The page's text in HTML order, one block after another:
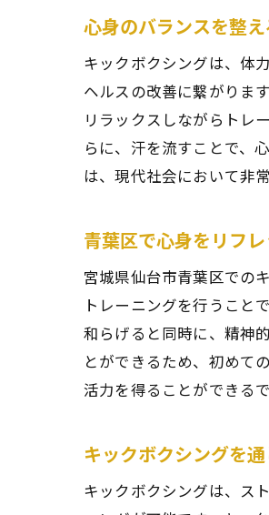
心身のバランスを整
キックボクシングは、体
ヘルスの改善に繋がりま
リラックスしながらトレ
らに、汗を流すことで、
は、現代社会において非
青葉区で心身をリフ
宮城県仙台市青葉区での
トレーニングを行うこと
和らげると同時に、精神
とができるため、初めて
活力を得ることができるで
キックボクシングを
キックボクシングは、ス